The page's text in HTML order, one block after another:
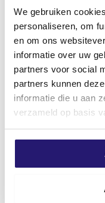
We gebruiken
personaliseren, om
en om ons
informatie over uw
partners voor social
partners kunnen
informatie die u aan
verzameld op basis
€ 63,37.
€ 56,27.
Seau à prix réduit Vis
d’extérieur
4.0x45mm TX20 full
thread AR-Coating
€64,76 €57,81